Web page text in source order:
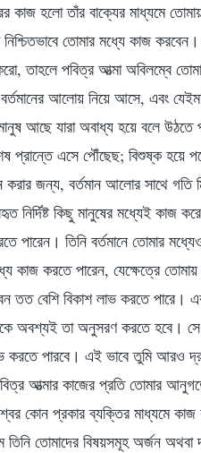
কাজ হলো তাঁর বাক্যের মাধ্যমে
তোমার মধ্যে কাজ
তাহলে পবিত্র আত্মা অবিলম্বে
আলোয় নিয়ে আসে, এবং
আছে যারা অবাধ্য হয়ে বলে উঠতে
প্রান্তে এসে পৌঁছেছ; বিশুষ্ক হয়ে
জন্য, বর্তমান আলোর সাথে গতি
নির্দিষ্ট কিছু মানুষের মধ্যেই কাজ
পারেন। তিনি বর্তমানে তোমার
কাজ করতে পারেন, যেক্ষেত্রে তোমায়
তত বেশি বিকাশ লাভ করতে পারে।
অবশ্যই তা অনুসরণ করতে হবে।
করতে পারবে। এই ভাবে তুমি আরও
আত্মার কাজের প্রতি তোমার
কোন প্রকার ব্যক্তির মাধ্যমে কাজ
তোমাদের বিষয়সমূহ অর্জন অথবা